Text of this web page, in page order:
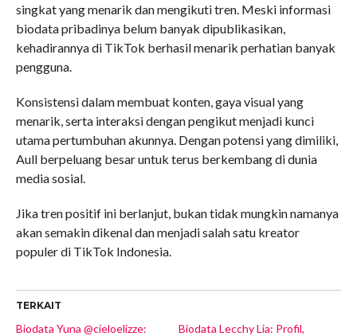
singkat yang menarik dan mengikuti tren. Meski informasi
biodata pribadinya belum banyak dipublikasikan,
kehadirannya di TikTok berhasil menarik perhatian banyak
pengguna.
Konsistensi dalam membuat konten, gaya visual yang
menarik, serta interaksi dengan pengikut menjadi kunci
utama pertumbuhan akunnya. Dengan potensi yang dimiliki,
Aull berpeluang besar untuk terus berkembang di dunia
media sosial.
Jika tren positif ini berlanjut, bukan tidak mungkin namanya
akan semakin dikenal dan menjadi salah satu kreator
populer di TikTok Indonesia.
TERKAIT
Biodata Yuna @cieloelizze:
Biodata Lecchy Lia: Profil,